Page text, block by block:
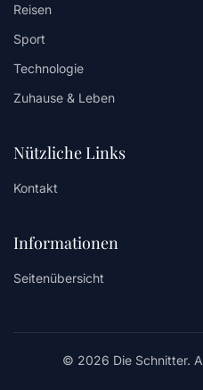
Reisen
Sport
Technologie
Zuhause & Leben
Nützliche Links
Kontakt
Informationen
Seitenübersicht
© 2026 Die Schnitter.